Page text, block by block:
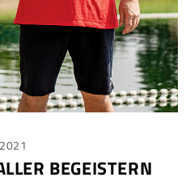
BEGEISTERN